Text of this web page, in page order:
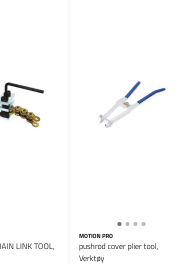
LINK TOOL,
MOTION PRO
pushrod cover plier tool,
Verktøy